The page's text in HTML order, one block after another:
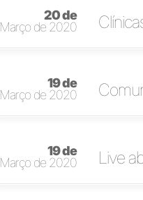
20 de
Março de 2020
19 de
Março de 2020
19 de
Março de 2020
Live